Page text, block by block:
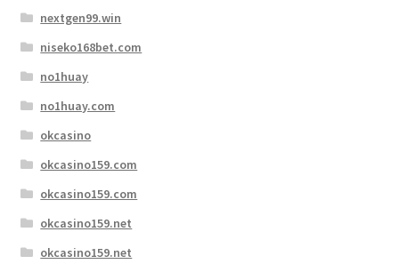
nextgen99.win
niseko168bet.com
no1huay
no1huay.com
okcasino
okcasino159.com
okcasino159.com
okcasino159.net
okcasino159.net